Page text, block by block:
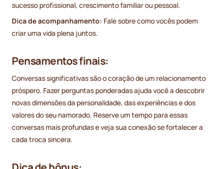
sucesso profissional, crescimento familiar ou pessoal.
Dica de acompanhamento: Fale sobre como vocês podem
criar uma vida plena juntos.
Pensamentos finais:
Conversas significativas são o coração de um relacionamento
próspero. Fazer perguntas ponderadas ajuda você a descobrir
novas dimensões da personalidade, das experiências e dos
valores do seu namorado. Reserve um tempo para essas
conversas mais profundas e veja sua conexão se fortalecer a
cada troca sincera.